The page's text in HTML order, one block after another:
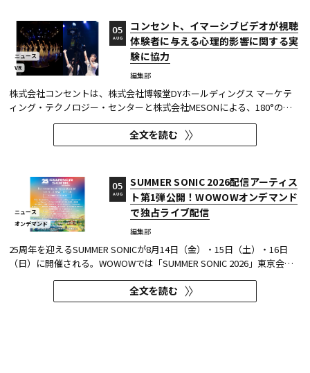
ニュース
VR
コンセント、イマーシブビデオが視聴
体験者に与える心理的影響に関する実
験に協力
編集部
05
AUG
株式会社コンセントは、株式会社博報堂DYホールディングス マーケテ
ィング・テクノロジー・センターと株式会社MESONによる、180°の視
野角のImmersive Video（以下、イマーシブビデオ）を実験刺激に用い
た心理実験に協力し、そのプレプリント論文が2026年6月8日にarXivで
公開された。 本実験は、イマーシブビデオの撮影距離が体験者の「そ...
全文を読む
ニュース
オンデマンド
SUMMER SONIC 2026配信アーティス
ト第1弾公開！WOWOWオンデマンド
で独占ライブ配信
編集部
05
AUG
25周年を迎えるSUMMER SONICが8月14日（金）・15日（土）・16日
（日）に開催される。WOWOWでは「SUMMER SONIC 2026」東京会場
のZOZOマリンスタジアムと幕張メッセから、マリンステージ、マウン
テンステージ、ソニックステージ、パシフィックステージの模様を、3
日間にわたりWOWOWオンデマンドで独占ライブ配信する。 今回、配信
全文を読む